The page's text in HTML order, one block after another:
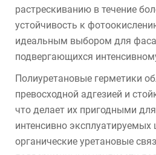
растрескиванию в течение
устойчивость к
идеальным выбором для
подвергающихся
Полиуретановые герметики
превосходной адгезией и
что делает их пригодными
интенсивно
органические уретановые